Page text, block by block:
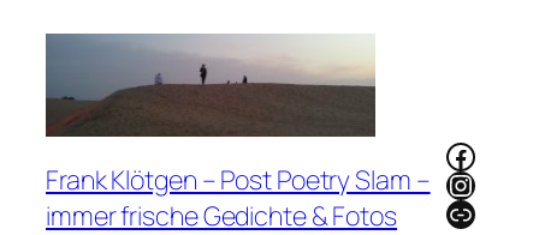
Frank Klötgen – Post Poetry Slam –
immer frische Gedichte & Fotos
Link